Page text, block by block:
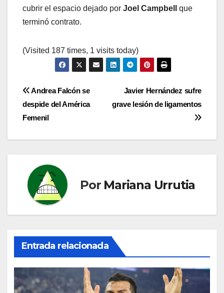
cubrir el espacio dejado por Joel Campbell
que
terminó contrato.
(Visited 187 times, 1 visits today)
Navegación
de
entradas
Javier Hernández sufre
grave lesión de ligamentos
Andrea Falcón se
despide del América
Femenil
Por Mariana Urrutia
Entrada relacionada